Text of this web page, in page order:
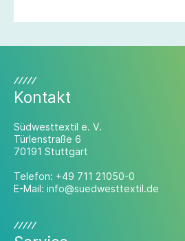
Kontakt
Südwesttextil e. V.
Türlenstraße 6
70191 Stuttgart
Telefon: +49 711 21050-0
E-Mail: info@suedwesttextil.de